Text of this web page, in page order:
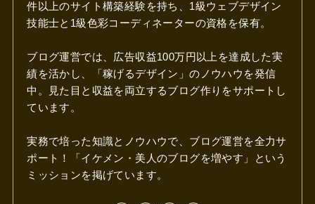
件以上のサイト構築経験を持ち、1級ウェブデザイン
技能士と1級色彩コーディネーターの資格を保有。
ブログ運営では、広告収益100万円以上を達成した実
績を活かし、「稼げるデザイン」のノウハウを発信
中。見た目と収益を両立するブログ作りをサポートし
ています。
実務で培った知識とノウハウで、ブログ運営を全力サ
ポート！「イケメン・美人のブログを増やす」という
ミッションを掲げています。